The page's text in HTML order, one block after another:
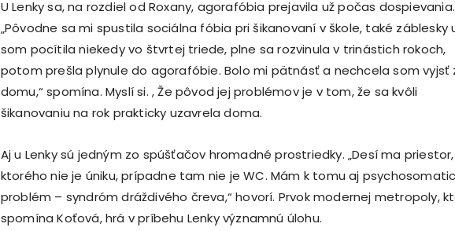
U Lenky sa, na rozdiel od Roxany, agorafóbia prejavila už počas dospievania.
„Pôvodne sa mi spustila sociálna fóbia pri šikanovaní v škole, také záblesky
som pocítila niekedy vo štvrtej triede, plne sa rozvinula v trinástich rokoch,
potom prešla plynule do agorafóbie. Bolo mi pätnásť a nechcela som vyjsť
domu,“ spomína. Myslí si. , Že pôvod jej problémov je v tom, že sa kvôli
šikanovaniu na rok prakticky uzavrela doma.
Aj u Lenky sú jedným zo spúšťačov hromadné prostriedky. „Desí ma
ktorého nie je úniku, prípadne tam nie je WC. Mám k tomu aj
problém – syndróm dráždivého čreva,“ hovorí. Prvok modernej metropoly,
spomína Koťová, hrá v príbehu Lenky významnú úlohu.